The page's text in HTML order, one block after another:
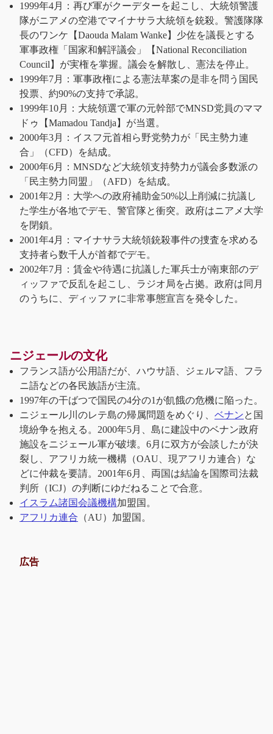
1999年4月：再び軍がクーデターを起こし、大統領警護
隊がニアメの空港でマイナサラ大統領を銃殺。警護隊隊
長のワンケ【Daouda Malam Wanke】少佐を議長とする
軍事政権「国家和解評議会」【National Reconciliation
Council】が実権を掌握。議会を解散し、憲法を停止。
1999年7月：軍事政権による憲法草案の是非を問う国民
投票、約90%の支持で承認。
1999年10月：大統領選で軍の元幹部でMNSD党員のママ
ドゥ【Mamadou Tandja】が当選。
2000年3月：イスフ元首相ら野党勢力が「民主勢力連
合」（CFD）を結成。
2000年6月：MNSDなど大統領支持勢力が議会多数派の
「民主勢力同盟」（AFD）を結成。
2001年2月：大学への政府補助金50%以上削減に抗議し
た学生が各地でデモ、警官隊と衝突。政府はニアメ大学
を閉鎖。
2001年4月：マイナサラ大統領銃殺事件の捜査を求める
支持者ら数千人が首都でデモ。
2002年7月：賃金や待遇に抗議した軍兵士が南東部のデ
ィッファで反乱を起こし、ラジオ局を占拠。政府は同月
のうちに、ディッファに非常事態宣言を発令した。
ニジェールの文化
フランス語が公用語だが、ハウサ語、ジェルマ語、フラ
ニ語などの各民族語が主流。
1997年の干ばつで国民の4分の1が飢餓の危機に陥った。
ニジェール川のレテ島の帰属問題をめぐり、 ベナンと国
境紛争を抱える。2000年5月、島に建設中のベナン政府
施設をニジェール軍が破壊。6月に双方が会談したが決
裂し、アフリカ統一機構（OAU、現アフリカ連合）な
どに仲裁を要請。2001年6月、両国は結論を国際司法裁
判所（ICJ）の判断にゆだねることで合意。
イスラム諸国会議機構加盟国。
アフリカ連合 （AU）加盟国。
広告